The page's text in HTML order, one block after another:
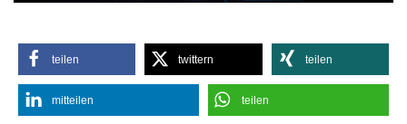
teilen twittern teilen
mitteilen teilen